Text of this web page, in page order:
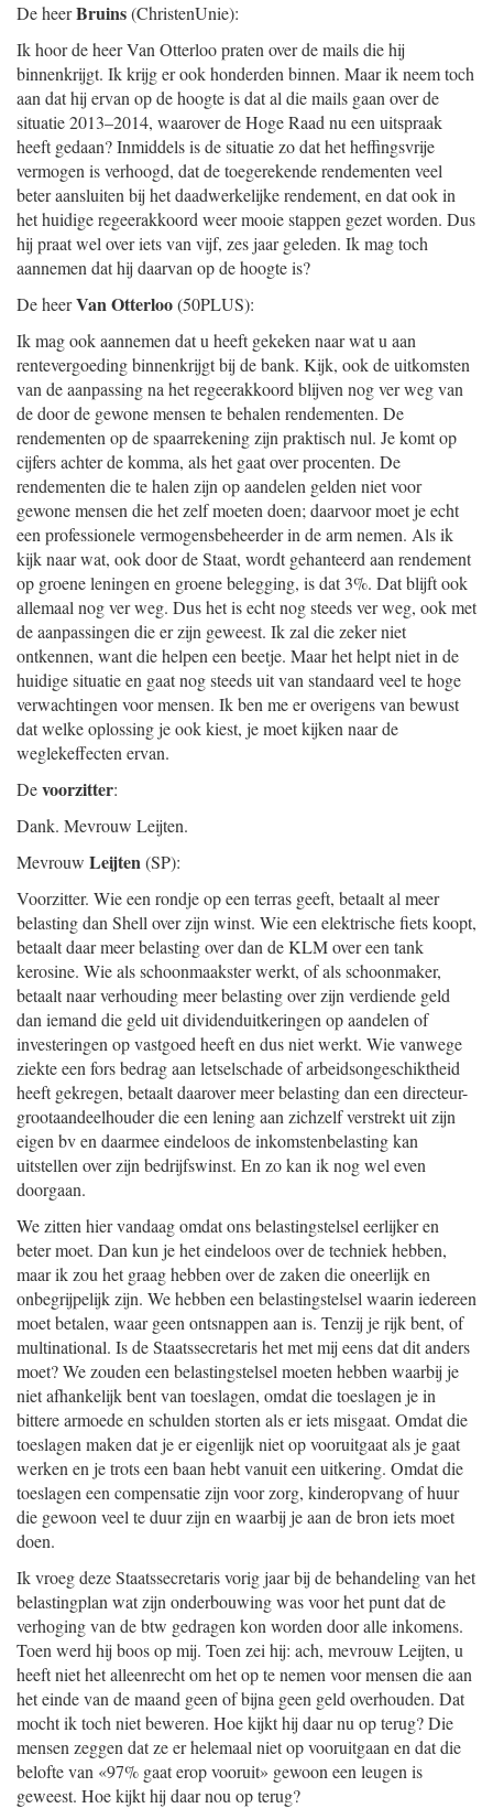
De heerBruins(ChristenUnie):
Ik hoor de heer Van Otterloo praten over de mails die hij
binnenkrijgt. Ik krijg er ook honderden binnen. Maar ik neem toch
aan dat hij ervan op de hoogte is dat al die mails gaan over de
situatie 2013–2014, waarover de Hoge Raad nu een uitspraak
heeft gedaan? Inmiddels is de situatie zo dat het heffingsvrije
vermogen is verhoogd, dat de toegerekende rendementen veel
beter aansluiten bij het daadwerkelijke rendement, en dat ook in
het huidige regeerakkoord weer mooie stappen gezet worden. Dus
hij praat wel over iets van vijf, zes jaar geleden. Ik mag toch
aannemen dat hij daarvan op de hoogte is?
De heerVan Otterloo(50PLUS):
Ik mag ook aannemen dat u heeft gekeken naar wat u aan
rentevergoeding binnenkrijgt bij de bank. Kijk, ook de uitkomsten
van de aanpassing na het regeerakkoord blijven nog ver weg van
de door de gewone mensen te behalen rendementen. De
rendementen op de spaarrekening zijn praktisch nul. Je komt op
cijfers achter de komma, als het gaat over procenten. De
rendementen die te halen zijn op aandelen gelden niet voor
gewone mensen die het zelf moeten doen; daarvoor moet je echt
een professionele vermogensbeheerder in de arm nemen. Als ik
kijk naar wat, ook door de Staat, wordt gehanteerd aan rendement
op groene leningen en groene belegging, is dat 3%. Dat blijft ook
allemaal nog ver weg. Dus het is echt nog steeds ver weg, ook met
de aanpassingen die er zijn geweest. Ik zal die zeker niet
ontkennen, want die helpen een beetje. Maar het helpt niet in de
huidige situatie en gaat nog steeds uit van standaard veel te hoge
verwachtingen voor mensen. Ik ben me er overigens van bewust
dat welke oplossing je ook kiest, je moet kijken naar de
weglekeffecten ervan.
Devoorzitter:
Dank. Mevrouw Leijten.
Mevrouw Leijten(SP):
Voorzitter. Wie een rondje op een terras geeft, betaalt al meer
belasting dan Shell over zijn winst. Wie een elektrische fiets koopt,
betaalt daar meer belasting over dan de KLM over een tank
kerosine. Wie als schoonmaakster werkt, of als schoonmaker,
betaalt naar verhouding meer belasting over zijn verdiende geld
dan iemand die geld uit dividenduitkeringen op aandelen of
investeringen op vastgoed heeft en dus niet werkt. Wie vanwege
ziekte een fors bedrag aan letselschade of arbeidsongeschiktheid
heeft gekregen, betaalt daarover meer belasting dan een directeur-
grootaandeelhouder die een lening aan zichzelf verstrekt uit zijn
eigen bv en daarmee eindeloos de inkomstenbelasting kan
uitstellen over zijn bedrijfswinst. En zo kan ik nog wel even
doorgaan.
We zitten hier vandaag omdat ons belastingstelsel eerlijker en
beter moet. Dan kun je het eindeloos over de techniek hebben,
maar ik zou het graag hebben over de zaken die oneerlijk en
onbegrijpelijk zijn. We hebben een belastingstelsel waarin iedereen
moet betalen, waar geen ontsnappen aan is. Tenzij je rijk bent, of
multinational. Is de Staatssecretaris het met mij eens dat dit anders
moet? We zouden een belastingstelsel moeten hebben waarbij je
niet afhankelijk bent van toeslagen, omdat die toeslagen je in
bittere armoede en schulden storten als er iets misgaat. Omdat die
toeslagen maken dat je er eigenlijk niet op vooruitgaat als je gaat
werken en je trots een baan hebt vanuit een uitkering. Omdat die
toeslagen een compensatie zijn voor zorg, kinderopvang of huur
die gewoon veel te duur zijn en waarbij je aan de bron iets moet
doen.
Ik vroeg deze Staatssecretaris vorig jaar bij de behandeling van het
belastingplan wat zijn onderbouwing was voor het punt dat de
verhoging van de btw gedragen kon worden door alle inkomens.
Toen werd hij boos op mij. Toen zei hij: ach, mevrouw Leijten, u
heeft niet het alleenrecht om het op te nemen voor mensen die aan
het einde van de maand geen of bijna geen geld overhouden. Dat
mocht ik toch niet beweren. Hoe kijkt hij daar nu op terug? Die
mensen zeggen dat ze er helemaal niet op vooruitgaan en dat die
belofte van «97% gaat erop vooruit» gewoon een leugen is
geweest. Hoe kijkt hij daar nou op terug?